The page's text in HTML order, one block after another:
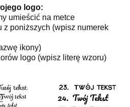
logo:
umieścić na metce
z poniższych (wpisz numerek
ikony)
logo (wpisz literę wzoru)